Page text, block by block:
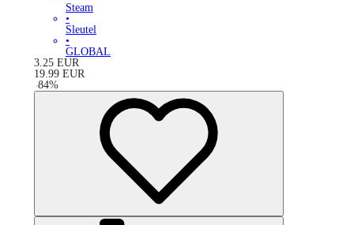
Steam
•
Sleutel
•
GLOBAL
3.25 EUR
19.99 EUR
-84%